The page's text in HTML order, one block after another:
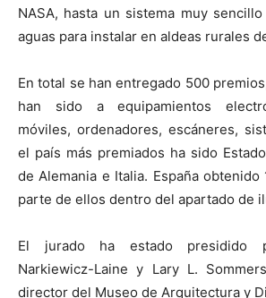
NASA, hasta un sistema muy
aguas para instalar en aldeas rurales
En total se han entregado 500
han sido a equipamientos
móviles, ordenadores, escáneres,
el país más premiados ha sido
de Alemania e Italia. España obtenido
parte de ellos dentro del apartado de
El jurado ha estado presidido
Narkiewicz-Laine y Lary L.
director del Museo de Arquitectura y